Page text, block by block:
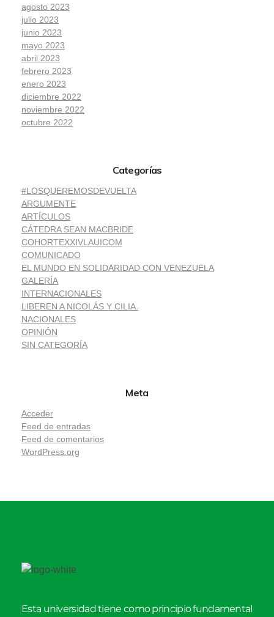
agosto 2023
julio 2023
junio 2023
mayo 2023
abril 2023
febrero 2023
enero 2023
diciembre 2022
noviembre 2022
octubre 2022
Categorías
#LOSQUEREMOSDEVUELTA
ARGUMENTE
ARTÍCULOS
CÁTEDRA SEAN MACBRIDE
COHORTEXXIVLAUICOM
COMUNICADO
EL MUNDO EN SOLIDARIDAD CON VENEZUELA
GALERÍA
INTERNACIONALES
LIBEREN A NICOLÁS Y CILIA.
NACIONALES
OPINIÓN
SIN CATEGORÍA
Meta
Acceder
Feed de entradas
Feed de comentarios
WordPress.org
Esta universidad tiene como principio fundamental